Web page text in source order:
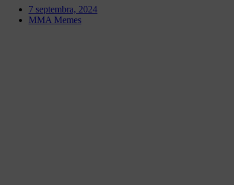
7 septembra, 2024
MMA Memes